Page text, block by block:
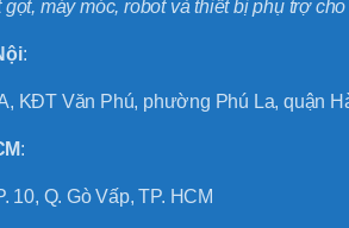
BRAND
máy móc, robot và thiết bị phụ trợ
:
KĐT Văn Phú, phường Phú La, quận
:
10, Q. Gò Vấp, TP. HCM